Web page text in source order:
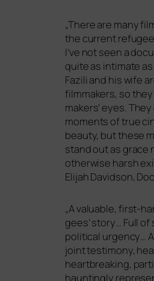
„There are many
the cur­rent
I’ve not seen a
quite as inti­ma­te
Fazili and his wife
film­ma­kers, so
ma­kers’ eyes.
moments of true
beau­ty, but the­se
stand out as grace
other­wi­se harsh
Elijah Davidson,
„A valuable, first-
gees’ sto­ry… Full of
poli­ti­cal urgen­cy… A
joint tes­tim­o­ny,
heart­brea­king,
haun­tingly